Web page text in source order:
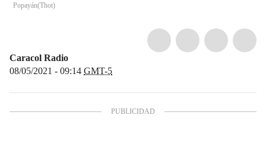
Popayán(Thot)
Caracol Radio
08/05/2021 - 09:14 GMT-5